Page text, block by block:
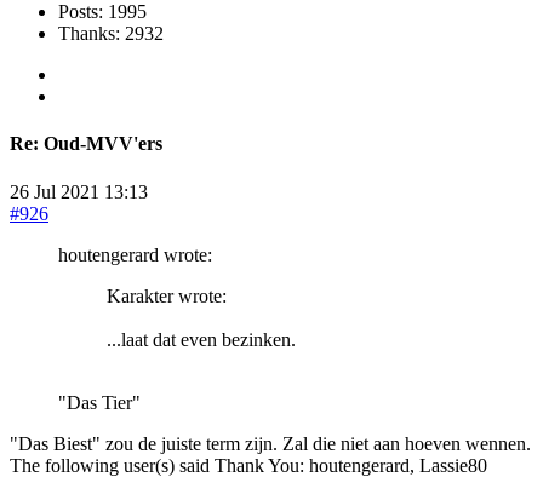
Posts: 1995
Thanks: 2932
Re: Oud-MVV'ers
26 Jul 2021 13:13
#926
houtengerard wrote:
Karakter wrote:
...laat dat even bezinken.
"Das Tier"
"Das Biest" zou de juiste term zijn. Zal die niet aan hoeven wennen.
The following user(s) said Thank You: houtengerard, Lassie80